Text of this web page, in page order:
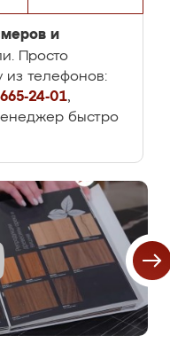
и
Просто
из телефонов:
24-01,
быстро